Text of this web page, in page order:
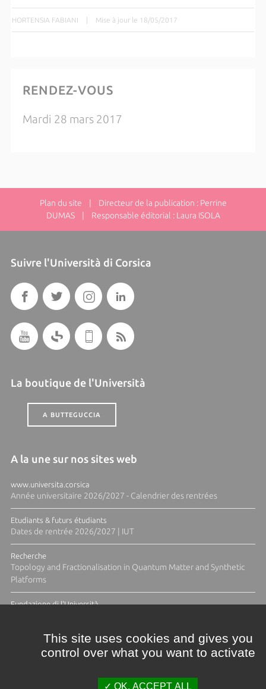
HORTENSIA FABIANI | Mise à jour le 18/05/2017
RENDEZ-VOUS
Mardi 28 mars 2017
Plan du site | Directeur de la publication : Perrine
DUMAS | Responsable éditorial : Laura ISOLA
Suivre l'Università di Corsica
La boutique de l'Università
A BUTTEGUCCIA
A la une sur nos sites web
www.universita.corsica
Année universitaire 2026/2027 - Calendrier des rentrées
Etudiants & futurs étudiants
Dates de rentrée 2026/2027 | IUT
Recherche
Topology and Fractionalisation in Quantum Matter and Synthetic
Platforms
Fundazione di l'Università
This site uses cookies and gives you
control over what you want to activate
OK, ACCEPT ALL